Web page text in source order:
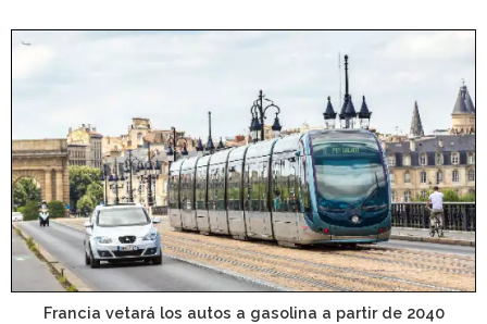
Francia vetará los autos a gasolina a partir de 2040